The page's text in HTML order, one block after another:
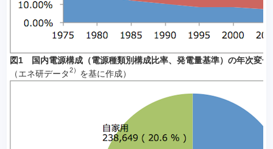
図1 国内電源構成（電源種類別構成比率、発電量基準）の年次変化
（エネ研データ2） を基に作成）